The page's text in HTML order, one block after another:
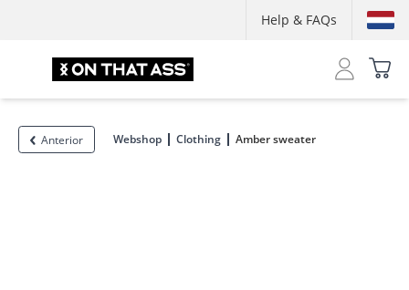
Help & FAQs
Anterior Webshop Clothing Amber sweater